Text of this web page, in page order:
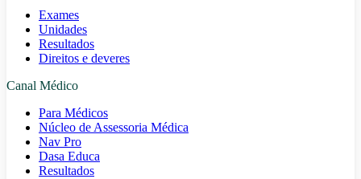
Exames
Unidades
Resultados
Direitos e deveres
Canal Médico
Para Médicos
Núcleo de Assessoria Médica
Nav Pro
Dasa Educa
Resultados